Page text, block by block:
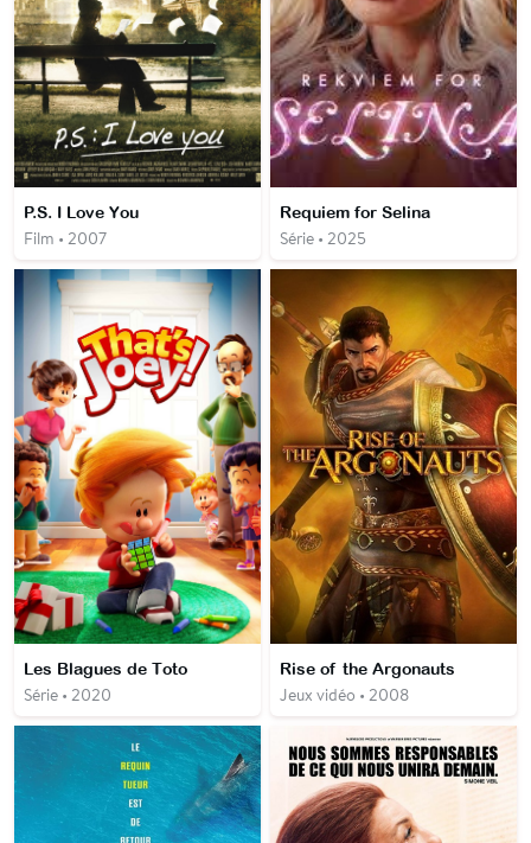
P.S. I Love You
Film • 2007
Requiem for Selina
Série • 2025
Les Blagues de Toto
Série • 2020
Rise of the Argonauts
Jeux vidéo • 2008